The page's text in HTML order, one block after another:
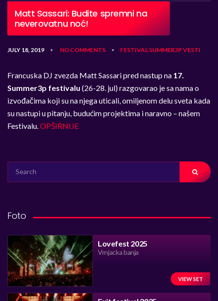
Matt Sassari: Budite spremni na
neverovatnu noć!
JULY 18, 2019 • NO COMMENTS • FESTIVAL SUMMER3P VESTI
Francuska DJ zvezda Matt Sassari pred nastup na 17.
Summer3p festivalu (26-28. jul) razgovarao je sa nama o
izvođačima koji su na njega uticali, omiljenom delu sveta kada
su nastupi u pitanju, budućim projektima i naravno – našem
Festivalu.OPŠIRNIJE
FOR:
Foto
Lovefest 2025
Vrnjacka banja
VIEW SET